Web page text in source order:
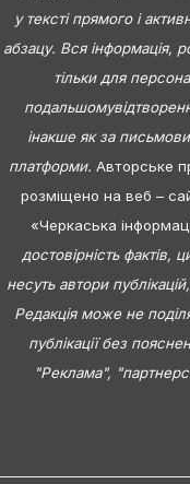
у тексті прямого і
абзацу. Вся інформація,
тільки для
інакше як за
платформи. Авторське
розміщено на веб –
«Черкаська
достовірність фактів,
несуть автори
Редакція може не
публікації без
"Реклама",